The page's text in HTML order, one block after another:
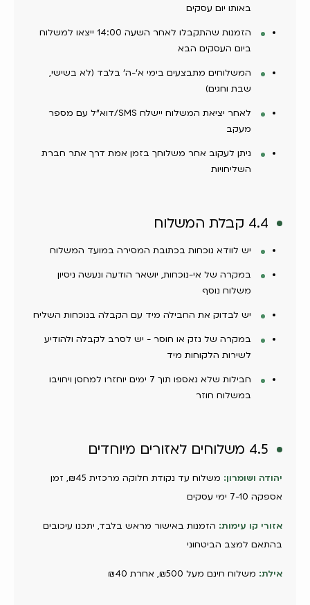
באותו יום עסקים
הזמנות שהתקבלו לאחר השעה 14:00 ייצאו למשלוח
ביום העסקים הבא
המשלוחים מתבצעים בימי א'-ה' בלבד (לא בשישי,
שבת וחגים)
לאחר יציאת המשלוח יישלח SMS/דוא"ל עם מספר
מעקב
ניתן לעקוב אחר משלוחך בזמן אמת דרך אתר חברת
השליחויות
4.4 קבלת המשלוח
יש לוודא נוכחות בכתובת המסירה במועד המשלוח
במקרה של אי-נוכחות, יושאר הודעה ונעשה ניסיון
משלוח נוסף
יש לבדוק את החבילה מיד עם הקבלה בנוכחות השליח
במקרה של נזק או חוסר - יש לסרב לקבלה ולהודיע
לשירות הלקוחות מיד
חבילות שלא נאספו תוך 7 ימים יוחזרו למחסן ויחויבו
במשלוח חוזר
4.5 משלוחים לאזורים מיוחדים
יהודה ושומרון:
משלוח עד נקודת חלוקה מרכזית ₪45, זמן
אספקה 7-10 ימי עסקים
אזורי קו עימות: הזמנות באישור מראש בלבד, יתכנו עיכובים
בהתאם למצב הביטחוני
אילת: משלוח חינם מעל ₪500, אחרת ₪40